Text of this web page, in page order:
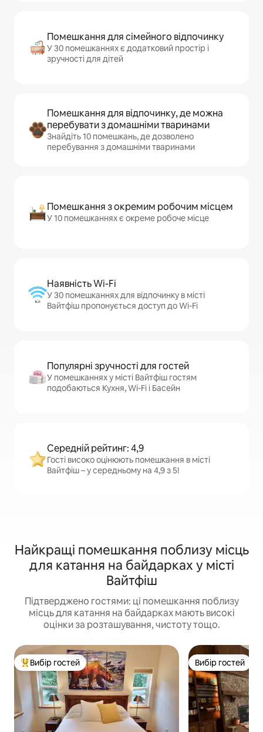
Помешкання для сімейного відпочинку
У 30 помешканнях є додатковий простір і
зручності для дітей
Помешкання для відпочинку, де можна
перебувати з домашніми тваринами
Знайдіть 10 помешкань, де дозволено
перебування з домашніми тваринами
Помешкання з окремим робочим місцем
У 10 помешканнях є окреме робоче місце
Наявність Wi-Fi
У 30 помешканнях для відпочинку в місті
Вайтфіш пропонується доступ до Wi-Fi
Популярні зручності для гостей
У помешканнях у місті Вайтфіш гостям
подобаються Кухня, Wi-Fi і Басейн
Середній рейтинг: 4,9
Гості високо оцінюють помешкання в місті
Вайтфіш – у середньому на 4,9 з 5!
Найкращі помешкання поблизу місць
для катання на байдарках у місті
Вайтфіш
Підтверджено гостями: ці помешкання поблизу
місць для катання на байдарках мають високі
оцінки за розташування, чистоту тощо.
Топ вибір гостей
Вибір гостей Вибір гостей
Вибір гостей